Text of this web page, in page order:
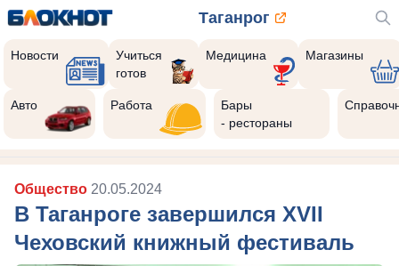
Таганрог
Новости
Учиться
готов
Медицина Магазины
Авто Работа
Бары
- рестораны
Общество 20.05.2024
В Таганроге завершился XVII
Чеховский книжный фестиваль